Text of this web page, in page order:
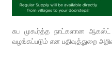
சுப முகூர்த்த நாட்களான
வழங்கப்படும் என பதிவுத்துறை